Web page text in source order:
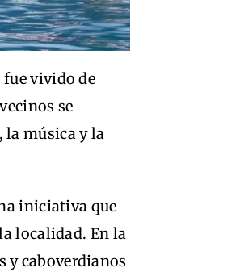
fue vivido de
se
la música y la
iniciativa que
localidad. En la
y caboverdianos